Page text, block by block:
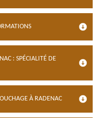
: SPÉCIALITÉ DE
À RADENAC